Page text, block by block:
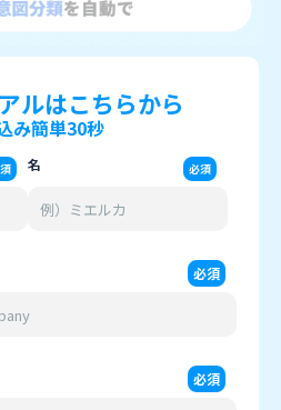
ルはこちらから
み簡単30秒
名 必須
必須
必須